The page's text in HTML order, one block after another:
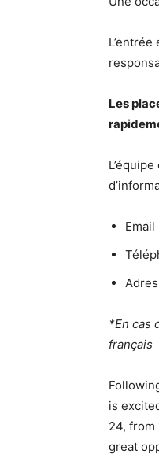
Les
Email
*En cas
français
is
24, from
great